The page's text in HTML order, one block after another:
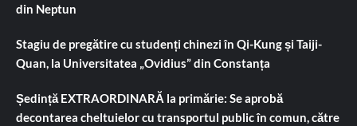
din Neptun
Stagiu de pregătire cu studenți chinezi în Qi-Kung și Taiji-
Quan, la Universitatea „Ovidius” din Constanța
Ședință EXTRAORDINARĂ la primărie: Se aprobă
decontarea cheltuielor cu transportul public în comun, către